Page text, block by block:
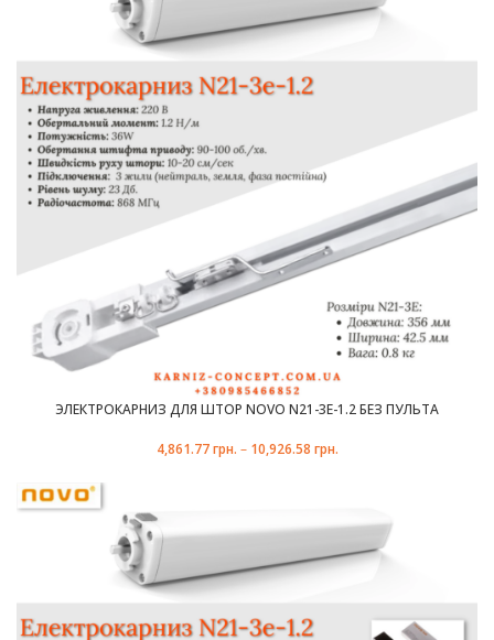
ЭЛЕКТРОКАРНИЗ ДЛЯ ШТОР NOVO N21-3E-1.2 БЕЗ ПУЛЬТА
4,861.77грн. – 10,926.58 грн.